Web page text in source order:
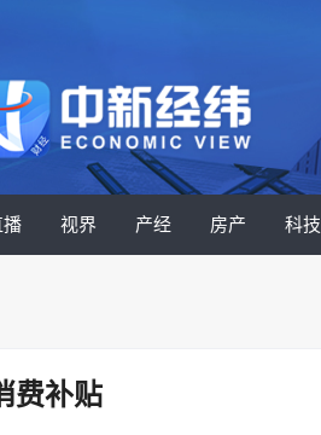
播 视界 产经 房产 科技
费补贴